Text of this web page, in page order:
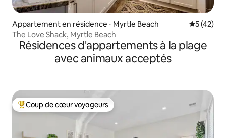
Appartement en résidence ⋅ Myrtle Beach
5 (42)
The Love Shack, Myrtle Beach
Résidences d'appartements à la plage
avec animaux acceptés
Coups de cœur voyageurs les plus appréciés
Coup de cœur voyageurs